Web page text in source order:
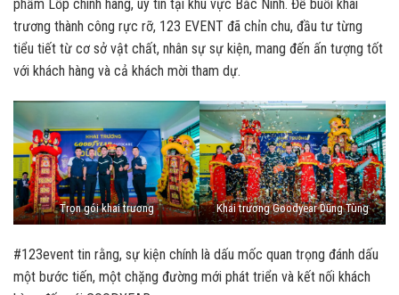
phẩm Lốp chính hãng, uy tín tại khu vực Bắc Ninh. Để buổi khai
trương thành công rực rỡ, 123 EVENT đã chỉn chu, đầu tư từng
tiểu tiết từ cơ sở vật chất, nhân sự sự kiện, mang đến ấn tượng tốt
với khách hàng và cả khách mời tham dự.
Trọn gói khai trương Khai trương Goodyear Dũng Tùng
#123event tin rằng, sự kiện chính là dấu mốc quan trọng đánh dấu
một bước tiến, một chặng đường mới phát triển và kết nối khách